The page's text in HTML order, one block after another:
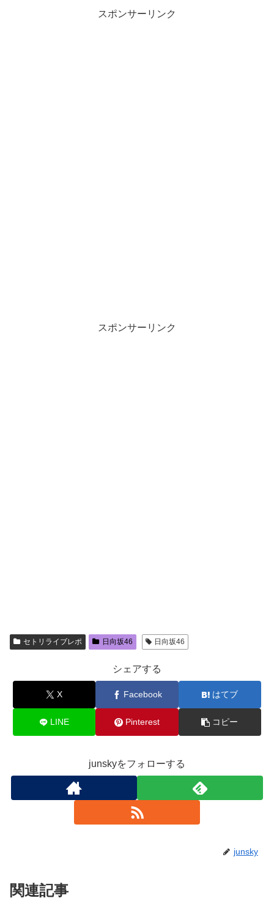
スポンサーリンク
スポンサーリンク
セトリライブレポ 日向坂46 日向坂46
シェアする
X Facebook はてブ
LINE Pinterest コピー
junskyをフォローする
junsky
関連記事